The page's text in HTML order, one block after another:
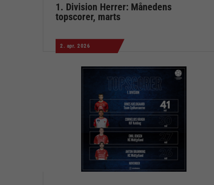
1. Division Herrer: Månedens
topscorer, marts
2. apr. 2026